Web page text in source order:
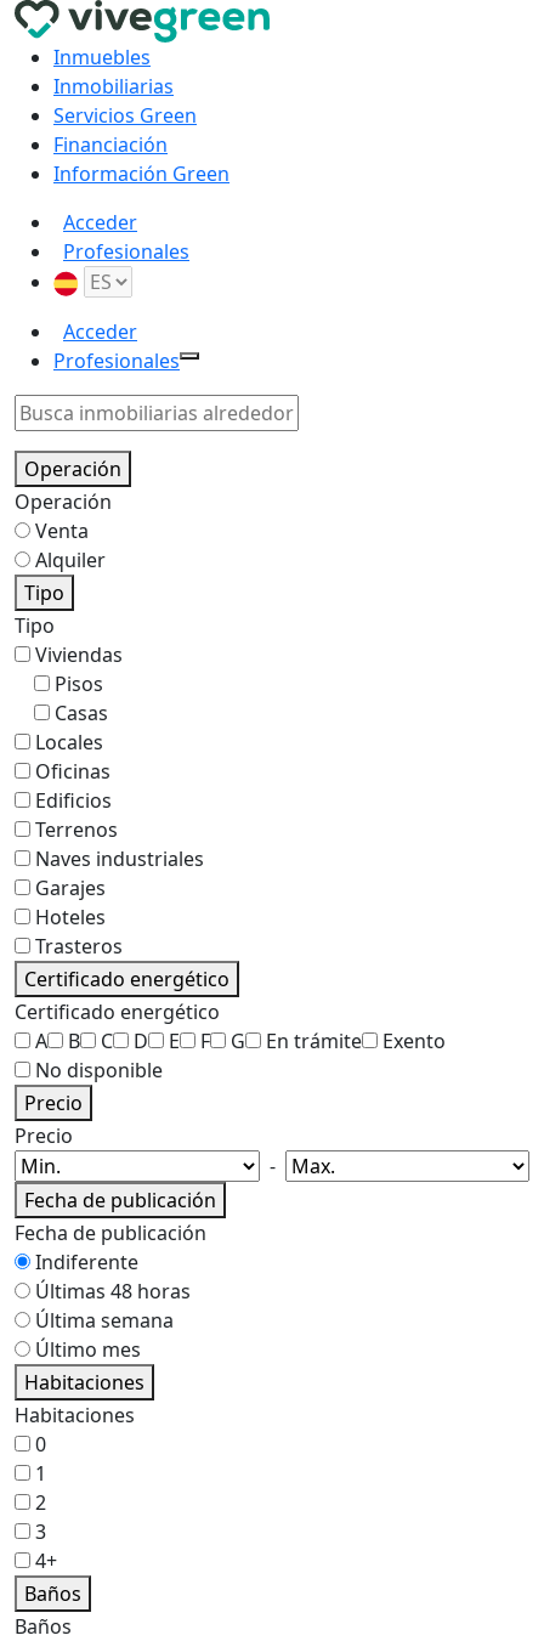
Inmuebles
Inmobiliarias
Servicios Green
Financiación
Información Green
Acceder
Profesionales
Acceder
Profesionales
Operación
Operación
Venta
Alquiler
Tipo
Tipo
Viviendas
Pisos
Casas
Locales
Oficinas
Edificios
Terrenos
Naves industriales
Garajes
Hoteles
Trasteros
Certificado energético
Certificado energético
A
B C D E F G En trámite
Exento
No disponible
Precio
Precio
-
Fecha de publicación
Fecha de publicación
Indiferente
Últimas 48 horas
Última semana
Último mes
Habitaciones
Habitaciones
0
1
2
3
4+
Baños
Baños